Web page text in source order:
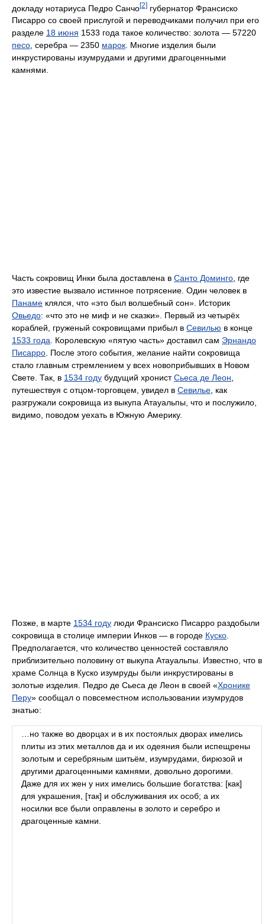
докладу нотариуса Педро Санчо[2] губернатор Франсиско
Писарро со своей прислугой и переводчиками получил при его
разделе 18 июня 1533 года такое количество: золота — 57220
песо, серебра — 2350 марок. Многие изделия были
инкрустированы изумрудами и другими драгоценными
камнями.
Часть сокровищ Инки была доставлена в Санто Доминго, где
это известие вызвало истинное потрясение. Один человек в
Панаме клялся, что «это был волшебный сон». Историк
Овьедо: «что это не миф и не сказки». Первый из четырёх
кораблей, груженый сокровищами прибыл в Севилью в конце
1533 года. Королевскую «пятую часть» доставил сам Эрнандо
Писарро. После этого события, желание найти сокровища
стало главным стремлением у всех новоприбывших в Новом
Свете. Так, в 1534 году будущий хронистСьеса де Леон,
путешествуя с отцом-торговцем, увидел в Севилье, как
разгружали сокровища из выкупа Атауальпы, что и послужило,
видимо, поводом уехать в Южную Америку.
Позже, в марте 1534 году люди Франсиско Писарро раздобыли
сокровища в столице империи Инков — в городе Куско.
Предполагается, что количество ценностей составляло
приблизительно половину от выкупа Атауальпы. Известно, что в
храме Солнца в Куско изумруды были инкрустированы в
золотые изделия. Педро де Сьеса де Леон в своей «Хронике
Перу» сообщал о повсеместном использовании изумрудов
знатью:
…но также во дворцах и в их постоялых дворах имелись
плиты из этих металлов да и их одеяния были испещрены
золотым и серебряным шитьём, изумрудами, бирюзой и
другими драгоценными камнями, довольно дорогими.
Даже для их жен у них имелись большие богатства: [как]
для украшения, [так] и обслуживания их особ; а их
носилки все были оправлены в золото и серебро и
драгоценные камни.